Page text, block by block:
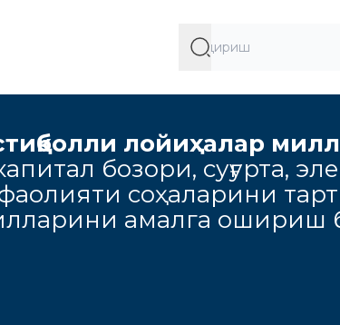
лойиҳалар
бозори, суғурта,
соҳаларини
амалга ошириш